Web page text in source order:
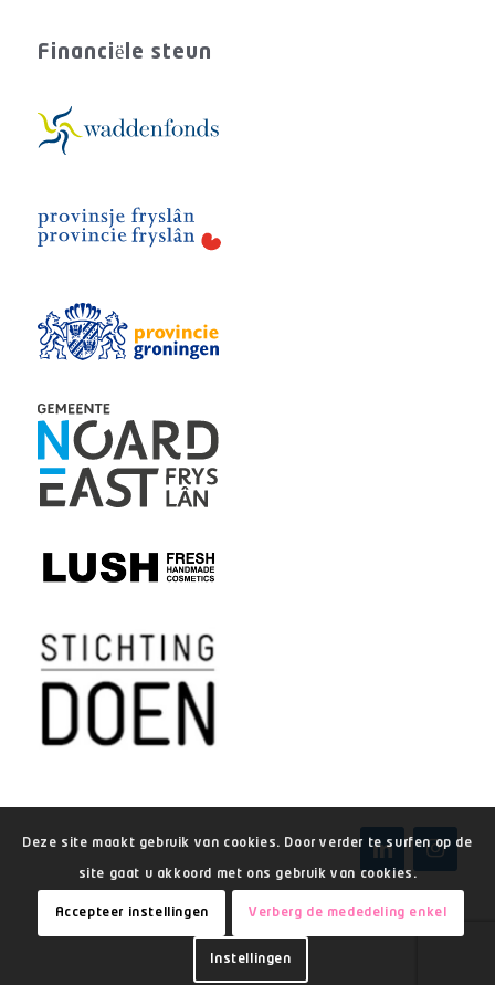
Financiële steun
Deze site maakt gebruik van cookies. Door verder te surfen op de
site gaat u akkoord met ons gebruik van cookies.
Accepteer instellingen Verberg de mededeling enkel
Instellingen